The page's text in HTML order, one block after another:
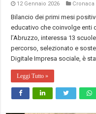
12 Gennaio 2026 Cronaca
Bilancio dei primi mesi
educativo che coinvolge enti
l’Abruzzo, interessa 13
percorso, selezionato e
Digitale Impresa sociale, è
Leggi Tutto »